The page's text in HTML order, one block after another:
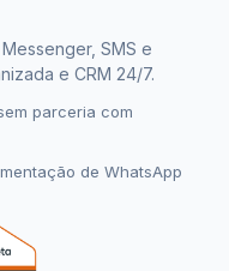
SMS e
e CRM 24/7.
parceria com
de WhatsApp